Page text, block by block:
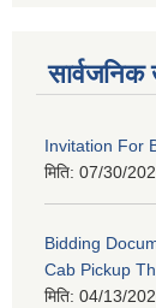
Invitation For
मिति: 07/30/
Bidding
Cab Pickup
मिति: 04/13/